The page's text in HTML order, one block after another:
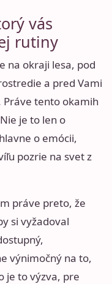
vás
rutiny
na okraji lesa, pod
a pred Vami
Práve tento okamih
je to len o
o emócii,
pozrie na svet z
práve preto, že
si vyžadoval
výnimočný na to,
je to výzva, pre